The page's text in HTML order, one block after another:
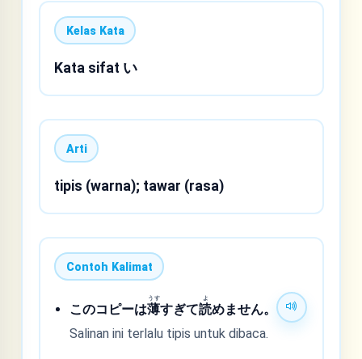
Kelas Kata
Kata sifat い
Arti
tipis (warna); tawar (rasa)
Contoh Kalimat
このコピーは薄
うす
すぎて読
よ
めません。
Salinan ini terlalu tipis untuk dibaca.